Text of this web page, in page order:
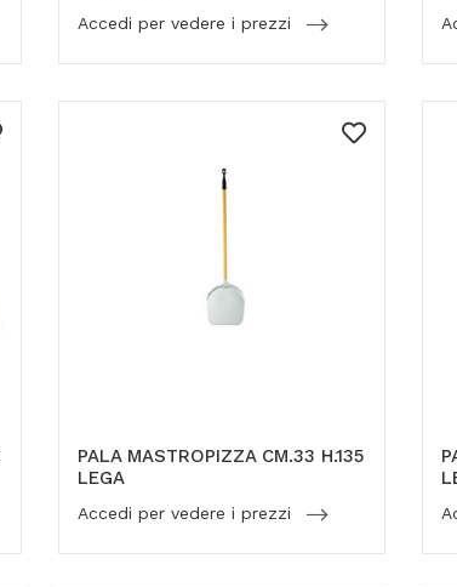
Accedi per vedere i prezzi
PALA MASTROPIZZA CM.33 H.135
LEGA
Accedi per vedere i prezzi